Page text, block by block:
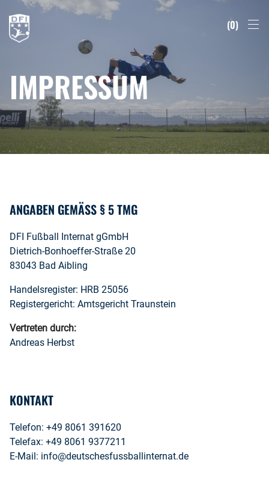
0
IMPRESSUM
ANGABEN GEMÄSS § 5 TMG
DFI Fußball Internat gGmbH
Dietrich-Bonhoeffer-Straße 20
83043 Bad Aibling
Handelsregister: HRB 25056
Registergericht: Amtsgericht Traunstein
Vertreten durch:
Andreas Herbst
KONTAKT
Telefon: +49 8061 391620
Telefax: +49 8061 9377211
E-Mail: info@deutschesfussballinternat.de